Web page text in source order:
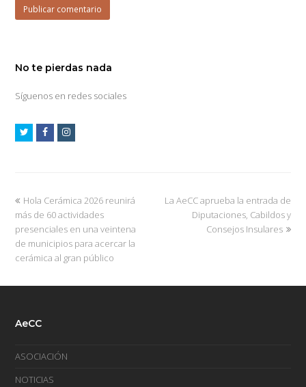
No te pierdas nada
Síguenos en redes sociales
Hola Cerámica 2026 reunirá
más de 60 actividades
presenciales en una veintena
de municipios para acercar la
cerámica al gran público
La AeCC aprueba la entrada de
Diputaciones, Cabildos y
Consejos Insulares
AeCC
ASOCIACIÓN
NOTICIAS